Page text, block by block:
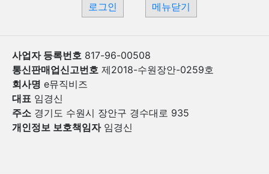
로그인 메뉴닫기
사업자 등록번호 817-96-00508
통신판매업신고번호 제2018-수원장안-0259호
회사명 e뮤직비즈
대표 임경신
주소 경기도 수원시 장안구 경수대로 935
개인정보 보호책임자임경신